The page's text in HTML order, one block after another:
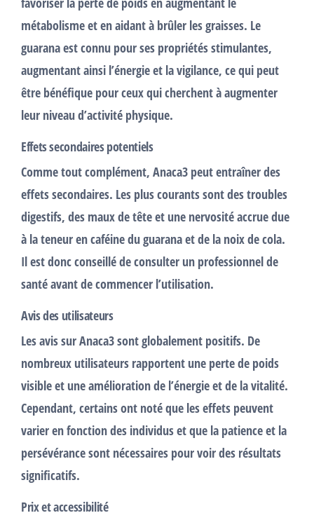
métabolisme et en aidant à brûler les graisses. Le
guaranaest connu pour ses propriétés stimulantes,
augmentant ainsi l’énergie et la vigilance, ce qui peut
être bénéfique pour ceux qui cherchent à augmenter
leur niveau d’activité physique.
Effets secondaires potentiels
Comme tout complément, Anaca3 peut entraîner des
effets secondaires. Les plus courants sont des troubles
digestifs, des maux de tête et une nervosité accrue due
à la teneur en caféine du guarana et de la noix de cola.
Il est donc conseillé de consulter un professionnel de
santé avant de commencer l’utilisation.
Avis des utilisateurs
Lesavissur Anaca3 sont globalement positifs. De
nombreux utilisateurs rapportent une perte de poids
visible et une amélioration de l’énergie et de la vitalité.
Cependant, certains ont noté que leseffets peuvent
varier en fonction des individus et que la patience et la
persévérance sont nécessaires pour voir des résultats
significatifs.
Prix et accessibilité